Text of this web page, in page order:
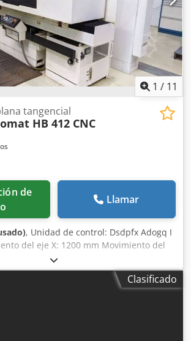
1 / 11
tangencial
HB 412 CNC
Llamar
, Unidad de control: Dsdpfx Adogq I
del eje X: 1200 mm Movimiento del
de la mesa de trabajo: 1200 mm
de trabajo: 350 mm Conexión electrónica
de potencia total: 24 kVA
sí. Ancho: 4.500 mm Profundidad:
mm Peso: 4.500 kilogramos
Clasificado